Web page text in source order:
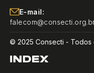
E-mail:
© 2025 Consecti - Todos